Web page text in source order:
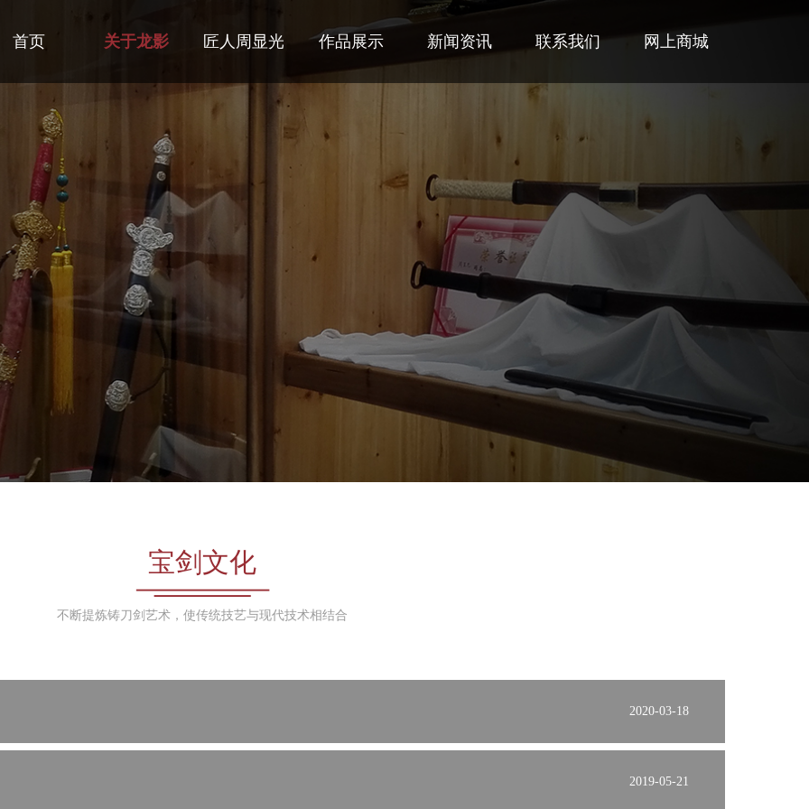
宝剑文化
不断提炼铸刀剑艺术，使传统技艺与现代技术相结合
2020-03-18
2019-05-21
首页 关于龙影 匠人周显光 作品展示 新闻资讯 联系我们 网上商城